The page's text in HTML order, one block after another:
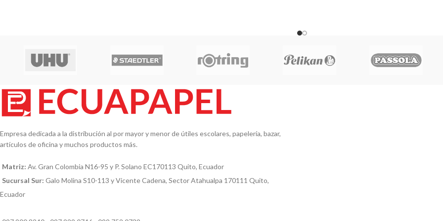
Empresa dedicada a la distribución al por mayor y menor de útiles escolares, papelería, bazar,
artículos de oficina y muchos productos más.
Matriz: Av. Gran Colombia N16-95 y P. Solano EC170113 Quito, Ecuador
Sucursal Sur: Galo Molina S10-113 y Vicente Cadena, Sector Atahualpa 170111 Quito,
Ecuador